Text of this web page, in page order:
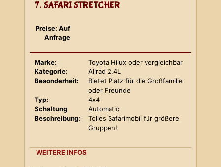
7. SAFARI STRETCHER
Preise: Auf
Anfrage
Marke:
Toyota Hilux oder vergleichbar
Kategorie:
Allrad 2.4L
Besonderheit:
Bietet Platz für die Großfamilie
oder Freunde
Typ:
4x4
Schaltung
Automatic
Beschreibung:
Tolles Safarimobil für größere
Gruppen!
WEITERE INFOS